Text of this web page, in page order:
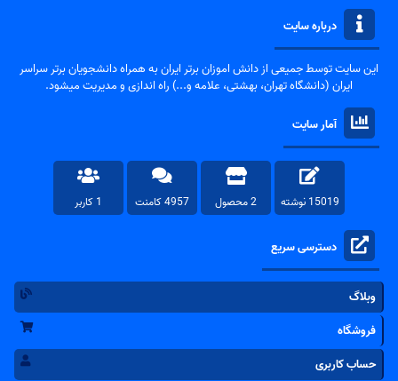
درباره سایت
این سایت توسط جمیعی از دانش اموزان برتر ایران به همراه دانشجویان برتر سراسر
ایران (دانشگاه تهران، بهشتی، علامه و...) راه اندازی و مدیریت میشود.
آمار سایت
15019 نوشته 2 محصول 4957 کامنت 1 کاربر
دسترسی سریع
وبلاگ
فروشگاه
حساب کاربری